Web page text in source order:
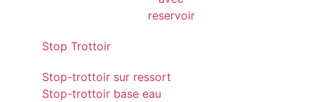
Stop Trottoir
Stop-trottoir sur ressort
Stop-trottoir base eau